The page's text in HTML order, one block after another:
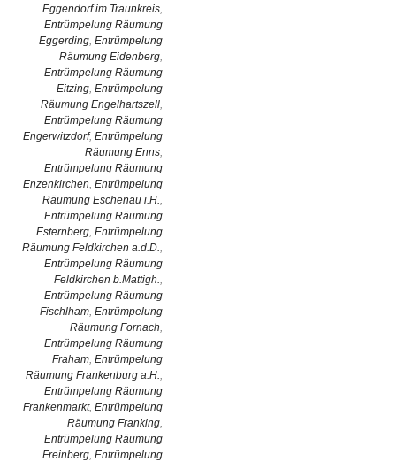
Eggendorf im Traunkreis,
Entrümpelung Räumung
Eggerding, Entrümpelung
Räumung Eidenberg,
Entrümpelung Räumung
Eitzing, Entrümpelung
Räumung Engelhartszell,
Entrümpelung Räumung
Engerwitzdorf, Entrümpelung
Räumung Enns,
Entrümpelung Räumung
Enzenkirchen, Entrümpelung
Räumung Eschenau i.H.,
Entrümpelung Räumung
Esternberg, Entrümpelung
Räumung Feldkirchen a.d.D.,
Entrümpelung Räumung
Feldkirchen b.Mattigh.,
Entrümpelung Räumung
Fischlham, Entrümpelung
Räumung Fornach,
Entrümpelung Räumung
Fraham, Entrümpelung
Räumung Frankenburg a.H.,
Entrümpelung Räumung
Frankenmarkt, Entrümpelung
Räumung Franking,
Entrümpelung Räumung
Freinberg, Entrümpelung